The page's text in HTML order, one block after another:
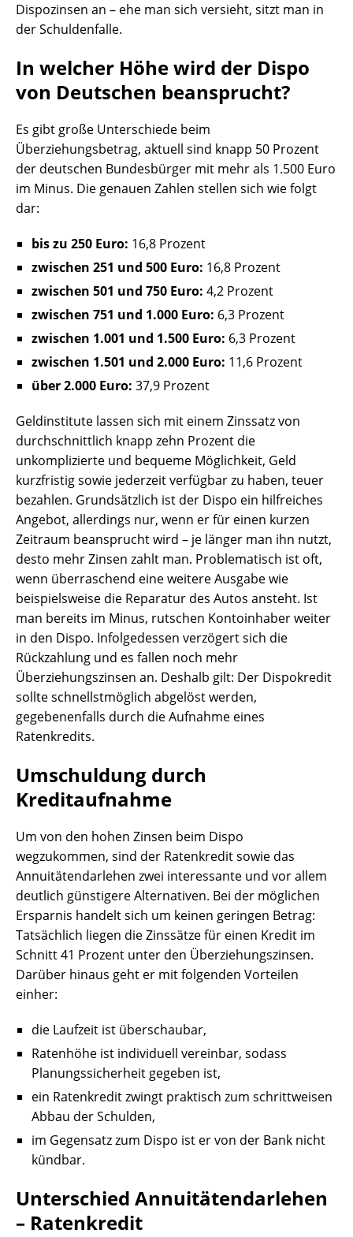
Dispozinsen an – ehe man sich versieht, sitzt man in
der Schuldenfalle.
In welcher Höhe wird der Dispo
von Deutschen beansprucht?
Es gibt große Unterschiede beim
Überziehungsbetrag, aktuell sind knapp 50 Prozent
der deutschen Bundesbürger mit mehr als 1.500 Euro
im Minus. Die genauen Zahlen stellen sich wie folgt
dar:
bis zu 250 Euro: 16,8 Prozent
zwischen 251 und 500 Euro: 16,8 Prozent
zwischen 501 und 750 Euro: 4,2 Prozent
zwischen 751 und 1.000 Euro: 6,3 Prozent
zwischen 1.001 und 1.500 Euro: 6,3 Prozent
zwischen 1.501 und 2.000 Euro: 11,6 Prozent
über 2.000 Euro: 37,9 Prozent
Geldinstitute lassen sich mit einem Zinssatz von
durchschnittlich knapp zehn Prozent die
unkomplizierte und bequeme Möglichkeit, Geld
kurzfristig sowie jederzeit verfügbar zu haben, teuer
bezahlen. Grundsätzlich ist der Dispo ein hilfreiches
Angebot, allerdings nur, wenn er für einen kurzen
Zeitraum beansprucht wird – je länger man ihn nutzt,
desto mehr Zinsen zahlt man. Problematisch ist oft,
wenn überraschend eine weitere Ausgabe wie
beispielsweise die Reparatur des Autos ansteht. Ist
man bereits im Minus, rutschen Kontoinhaber weiter
in den Dispo. Infolgedessen verzögert sich die
Rückzahlung und es fallen noch mehr
Überziehungszinsen an. Deshalb gilt: Der Dispokredit
sollte schnellstmöglich abgelöst werden,
gegebenenfalls durch die Aufnahme eines
Ratenkredits.
Umschuldung durch
Kreditaufnahme
Um von den hohen Zinsen beim Dispo
wegzukommen, sind der Ratenkredit sowie das
Annuitätendarlehen zwei interessante und vor allem
deutlich günstigere Alternativen. Bei der möglichen
Ersparnis handelt sich um keinen geringen Betrag:
Tatsächlich liegen die Zinssätze für einen Kredit im
Schnitt 41 Prozent unter den Überziehungszinsen.
Darüber hinaus geht er mit folgenden Vorteilen
einher:
die Laufzeit ist überschaubar,
Ratenhöhe ist individuell vereinbar, sodass
Planungssicherheit gegeben ist,
ein Ratenkredit zwingt praktisch zum schrittweisen
Abbau der Schulden,
im Gegensatz zum Dispo ist er von der Bank nicht
kündbar.
Unterschied Annuitätendarlehen
– Ratenkredit